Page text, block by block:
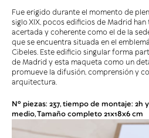
Fue erigido durante el momento de
siglo XIX, pocos edificios de Madrid
acertada y coherente como el de la
que se encuentra situada en el
Cibeles. Este edificio singular forma
de Madrid y esta maqueta como un
promueve la difusión, comprensión y
arquitectura.
Nº piezas: 237, tiempo de montaje: 2h
medio, Tamaño completo 21x18x6 cm